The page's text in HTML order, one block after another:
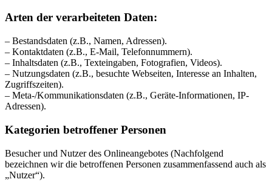
Arten der verarbeiteten Daten:
– Bestandsdaten (z.B., Namen, Adressen).
– Kontaktdaten (z.B., E-Mail, Telefonnummern).
– Inhaltsdaten (z.B., Texteingaben, Fotografien, Videos).
– Nutzungsdaten (z.B., besuchte Webseiten, Interesse an Inhalten,
Zugriffszeiten).
– Meta-/Kommunikationsdaten (z.B., Geräte-Informationen, IP-
Adressen).
Kategorien betroffener Personen
Besucher und Nutzer des Onlineangebotes (Nachfolgend
bezeichnen wir die betroffenen Personen zusammenfassend auch als
„Nutzer“).